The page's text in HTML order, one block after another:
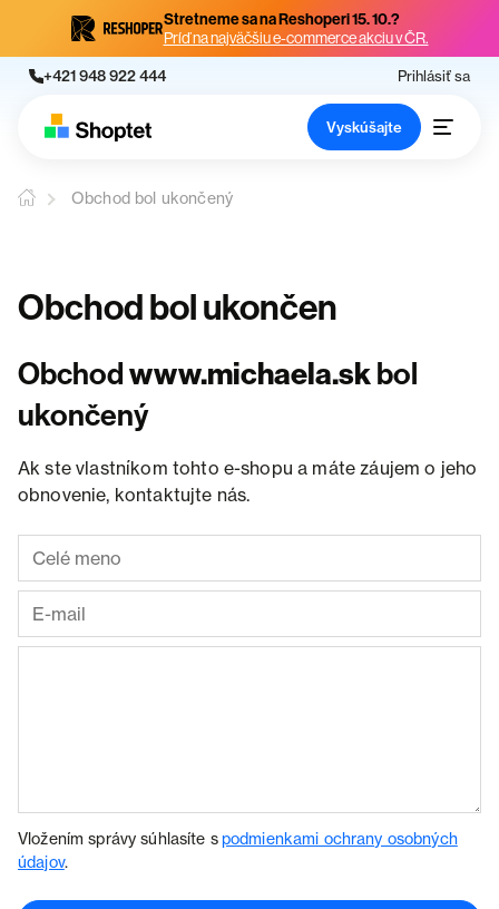
Stretneme sa na Reshoperi 15. 10.?
Príď na najväčšiu e-commerce akciu v ČR.
+421 948 922 444 Prihlásiť sa
Vyskúšajte
Obchod bol ukončený
Obchod bol ukončen
Obchodwww.michaela.skbol
ukončený
Ak ste vlastníkom tohto e-shopu a máte záujem o jeho
obnovenie, kontaktujte nás.
Vložením správy súhlasíte spodmienkami ochrany osobných
údajov.